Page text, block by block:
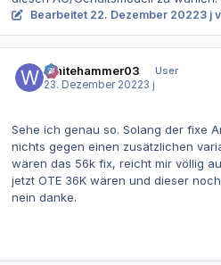
Bearbeitet 22. Dezember 20223 j
Whitehammer03
User
23. Dezember 20223 j
Sehe ich genau so. Solang der fixe
nichts gegen einen zusätzlichen
wären das 56k fix, reicht mir völlig
jetzt OTE 36K wären und dieser
nein danke.